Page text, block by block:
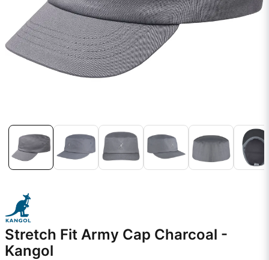
Stretch Fit Army Cap Charcoal -
Kangol